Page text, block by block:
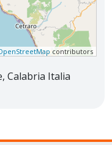
contributors
Calabria Italia